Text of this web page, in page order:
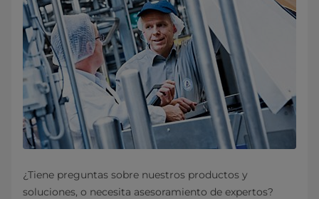
¿Tiene preguntas sobre nuestros productos y
soluciones, o necesita asesoramiento de expertos?